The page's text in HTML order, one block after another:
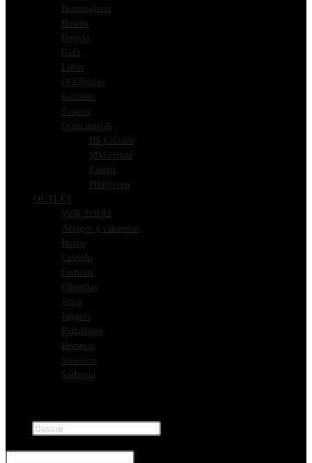
Birmingham
Bowen
Bolivia
Gola
Lotus
Old Bridge
Resuelto
Tascani
Otras marcas
BS Calzado
MMartinez
Pasotti
Phillgreen
OUTLET
VER TODO
Abrigos y camperas
Buzos
Calzado
Camisas
Chombas
Jeans
Joggers
Pantalones
Remeras
Sweaters
Sastreria